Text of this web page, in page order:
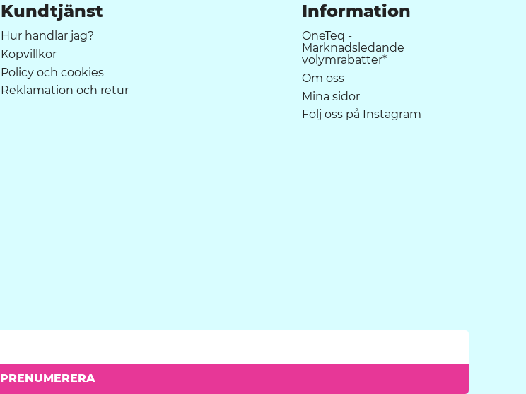
Kundtjänst
Hur handlar jag?
Köpvillkor
Policy och cookies
Reklamation och retur
Information
OneTeq -
Marknadsledande
volymrabatter*
Om oss
Mina sidor
Följ oss på Instagram
PRENUMERERA